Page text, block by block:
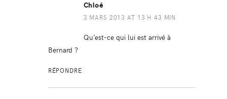
Chloé
3 MARS 2013 AT 13 H 43 MIN
Qu’est-ce qui lui est arrivé à
Bernard ?
RÉPONDRE